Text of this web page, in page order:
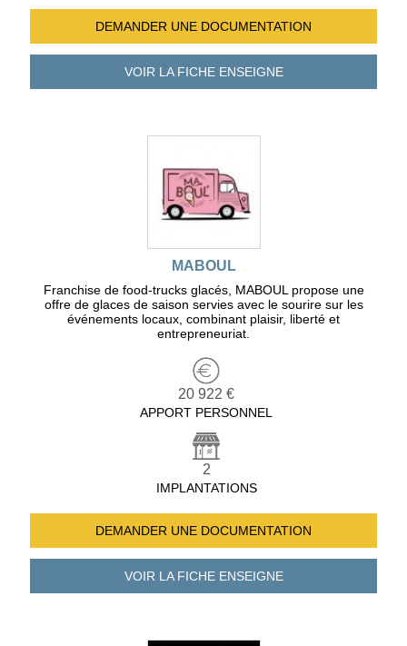
DEMANDER UNE DOCUMENTATION
VOIR LA FICHEENSEIGNE
MABOUL
Franchise de food-trucks glacés, MABOUL propose une
offre de glaces de saison servies avec le sourire sur les
événements locaux, combinant plaisir, liberté et
entrepreneuriat.
20 922 €
APPORT PERSONNEL
2
IMPLANTATIONS
DEMANDER UNE DOCUMENTATION
VOIR LA FICHEENSEIGNE